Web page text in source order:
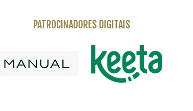
PATROCINADORES DIGITAIS